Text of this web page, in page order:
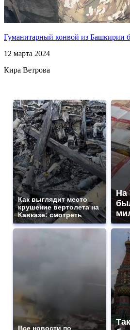
Гуманитарный конвой из Башкирии
12 марта 2024
Кира Ветрова
Как выглядит место
крушение вертолета на
Кавказе: смотреть
На
Все новости по